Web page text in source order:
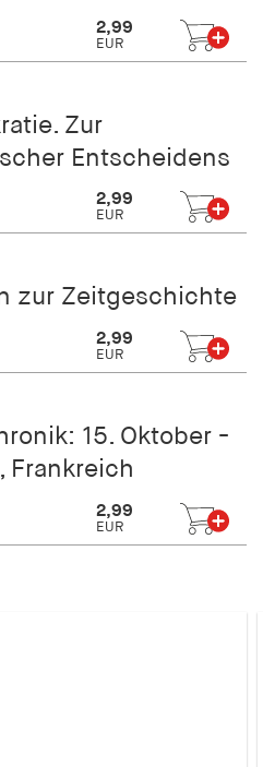
2,99
EUR
Zur
Entscheidens
2,99
EUR
zur Zeitgeschichte
2,99
EUR
15. Oktober -
Frankreich
2,99
EUR